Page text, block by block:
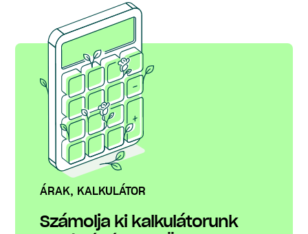
ÁRAK, KALKULÁTOR
Számolja ki kalkulátorunk